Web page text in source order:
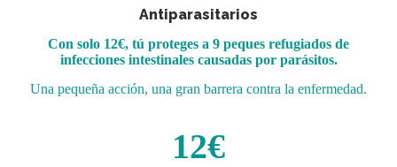
Antiparasitarios
Con solo 12€, tú proteges a 9 peques refugiados de
infecciones intestinales causadas por parásitos.
Una pequeña acción, una gran barrera contra la enfermedad.
12€